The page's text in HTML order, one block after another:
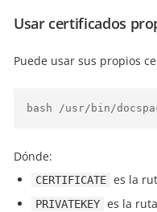
Usar certificados
Puede usar sus propios
bash /usr/bin/
Dónde:
CERTIFICATE es la
PRIVATEKEY es la